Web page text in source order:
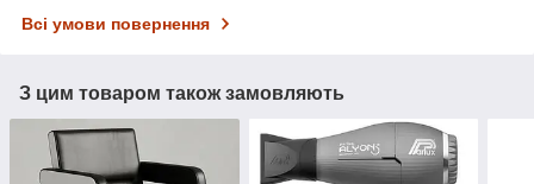
Всі умови повернення
З цим товаром також замовляють